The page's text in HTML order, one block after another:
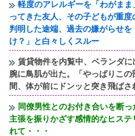
軽度のアレルギーを「わがま
ってきた友人、その子どもが重度
判明した途端、過去の嫌がらせを
け？」と白々しくスルー
賃貸物件を内覧中、ベランダ
腕に鳥肌が出た。「やっぱりこ
間、体が前にドンッと突き飛ば
同僚男性とのお付き合いを断
主張を振りかざす感情的なヒステ
れて・・・